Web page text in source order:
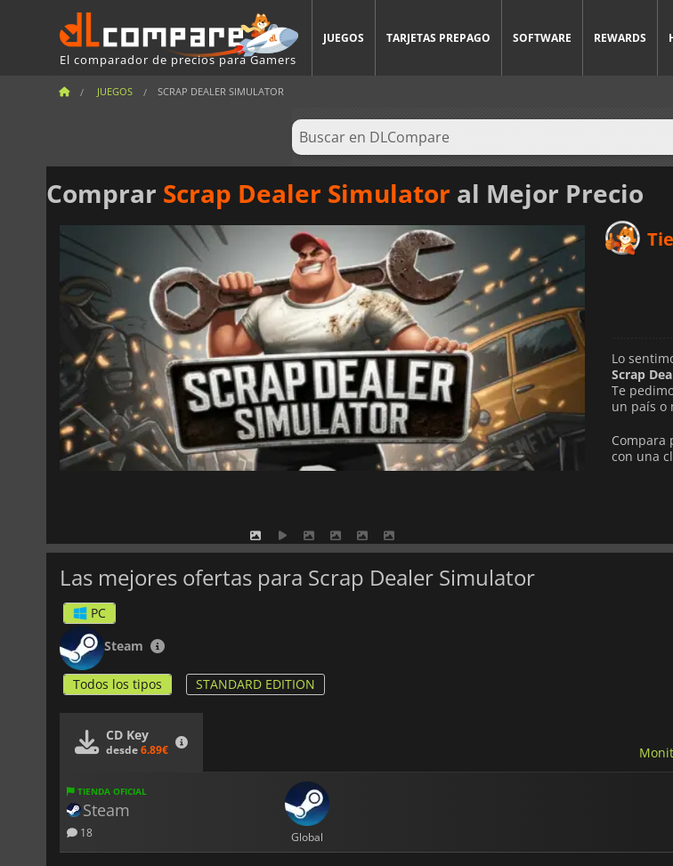
El comparador de precios para Gamers
JUEGOS TARJETAS PREPAGO SOFTWARE REWARDS
JUEGOS SCRAP DEALER SIMULATOR
Comprar Scrap Dealer Simulator al Mejor Precio
Lo
Scrap
Te
un país o
Compara
con una
Las mejores ofertas para Scrap Dealer Simulator
PC
Steam
Todos los tipos STANDARD EDITION
CD Key
desde6.89€
TIENDA OFICIAL
Steam
18 Global